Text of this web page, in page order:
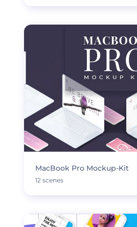
MacBook Pro Mockup-Kit
12 scenes